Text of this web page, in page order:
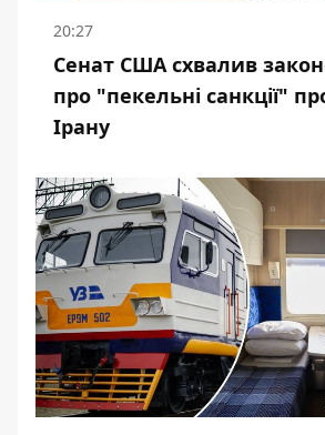
20:27
Сенат США схвалив
про "пекельні санкції"
Ірану